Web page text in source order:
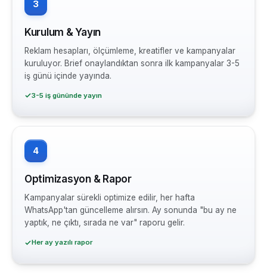
3
Kurulum & Yayın
Reklam hesapları, ölçümleme, kreatifler ve kampanyalar
kuruluyor. Brief onaylandıktan sonra ilk kampanyalar 3-5
iş günü içinde yayında.
3-5 iş gününde yayın
4
Optimizasyon & Rapor
Kampanyalar sürekli optimize edilir, her hafta
WhatsApp'tan güncelleme alırsın. Ay sonunda "bu ay ne
yaptık, ne çıktı, sırada ne var" raporu gelir.
Her ay yazılı rapor